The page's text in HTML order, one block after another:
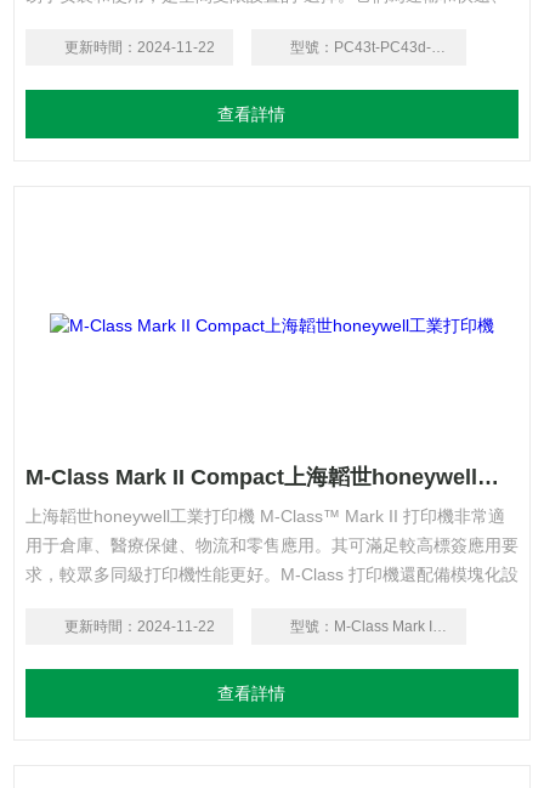
更新時間： 2024-11-22 型號： PC43t-PC43d-PC23d
查看詳情
M-Class Mark II Compact上海韜世honeywell工業打印機
上海韜世honeywell工業打印機 M-Class™ Mark II 打印機非常適
用于倉庫、醫療保健、物流和零售應用。其可滿足較高標簽應用要
求，較眾多同級打印機性能更好。M-Class 打印機還配備模塊化設
更新時間： 2024-11-22 型號： M-Class Mark II Compact
查看詳情